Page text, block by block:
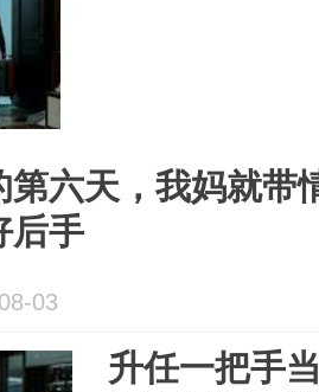
第六天，我妈就带
后手
03
升任一把手